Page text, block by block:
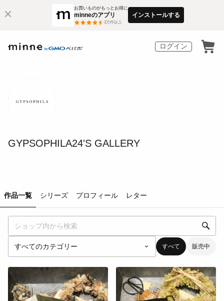
お買いものがもっとお得に
minneのアプリ
3万件以上
インストールする
ログイン
GYPSOPHILA24'S GALLERY
作品一覧 シリーズ プロフィール レター
すべて 販売中